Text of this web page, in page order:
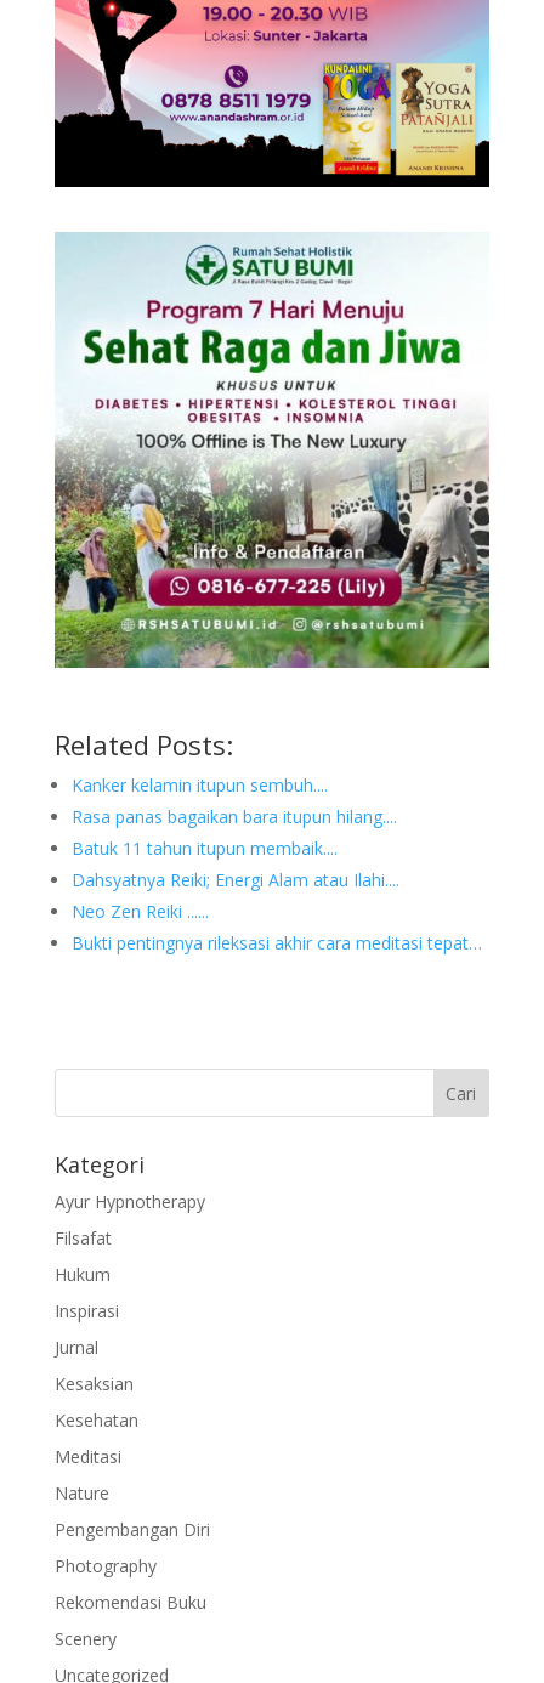
Related Posts:
Kanker kelamin itupun sembuh....
Rasa panas bagaikan bara itupun hilang....
Batuk 11 tahun itupun membaik....
Dahsyatnya Reiki; Energi Alam atau Ilahi....
Neo Zen Reiki ......
Bukti pentingnya rileksasi akhir cara meditasi tepat…
Kategori
Ayur Hypnotherapy
Filsafat
Hukum
Inspirasi
Jurnal
Kesaksian
Kesehatan
Meditasi
Nature
Pengembangan Diri
Photography
Rekomendasi Buku
Scenery
Uncategorized